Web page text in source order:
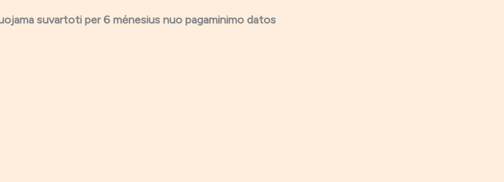
suvartoti per 6 mėnesius nuo pagaminimo datos